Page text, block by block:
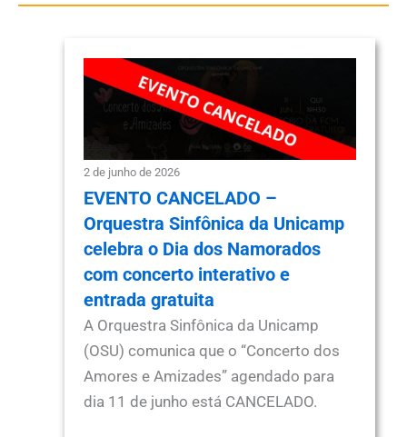
2 de junho de 2026
EVENTO CANCELADO –
Orquestra Sinfônica da Unicamp
celebra o Dia dos Namorados
com concerto interativo e
entrada gratuita
A Orquestra Sinfônica da Unicamp
(OSU) comunica que o “Concerto dos
Amores e Amizades” agendado para
dia 11 de junho está CANCELADO.